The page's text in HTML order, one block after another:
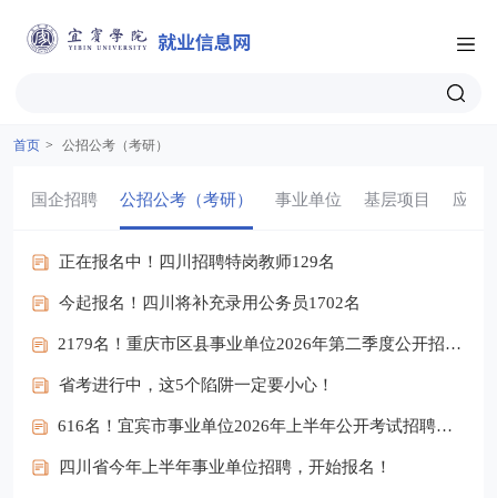
首页 > 公招公考（考研）
国企招聘 公招公考（考研） 事业单位 基层项目 应征
正在报名中！四川招聘特岗教师129名
今起报名！四川将补充录用公务员1702名
2179名！重庆市区县事业单位2026年第二季度公开招聘工作人员，6月1日起报名
省考进行中，这5个陷阱一定要小心！
616名！宜宾市事业单位2026年上半年公开考试招聘工作人员公告！
四川省今年上半年事业单位招聘，开始报名！